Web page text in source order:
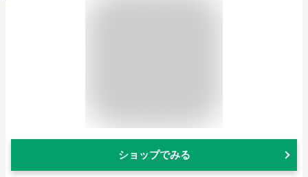
ショップでみる